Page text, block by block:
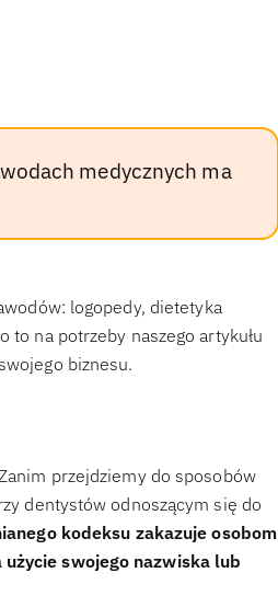
medycznych ma
logopedy, dietetyka
to na potrzeby naszego artykułu
biznesu.
przejdziemy do sposobów
dentystów odnoszącym się do
kodeksu zakazuje osobom
swojego nazwiska lub